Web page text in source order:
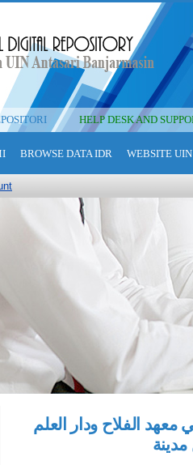
HELP DESK AND
BROWSE DATA IDR WEBSITE
معهد الفلاح ودار العلم
مدينة